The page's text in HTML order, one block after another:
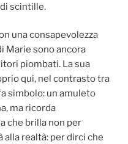
scintille.
una consapevolezza
Marie sono ancora
piombati. La sua
qui, nel contrasto tra
simbolo: un amuleto
ma ricorda
che brilla non per
alla realtà: per dirci che